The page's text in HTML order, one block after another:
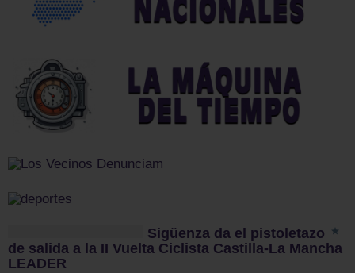
Sigüenza da el pistoletazo
de salida a la II Vuelta Ciclista Castilla-La Mancha
LEADER